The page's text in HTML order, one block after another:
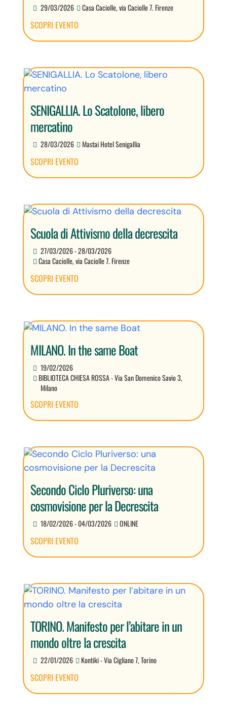
29/03/2026 Casa Caciolle, via Caciolle 7. Firenze
SCOPRI EVENTO
SENIGALLIA. Lo Scatolone, libero
mercatino
28/03/2026 Mastai Hotel Senigallia
SCOPRI EVENTO
Scuola di Attivismo della decrescita
27/03/2026 - 28/03/2026
Casa Caciolle, via Caciolle 7. Firenze
SCOPRI EVENTO
MILANO. In the same Boat
19/02/2026
BIBLIOTECA CHIESA ROSSA - Via San Domenico Savio 3,
Milano
SCOPRI EVENTO
Secondo Ciclo Pluriverso: una
cosmovisione per la Decrescita
18/02/2026 - 04/03/2026 ONLINE
SCOPRI EVENTO
TORINO. Manifesto per l’abitare in un
mondo oltre la crescita
22/01/2026 Kontiki - Via Cigliano 7, Torino
SCOPRI EVENTO